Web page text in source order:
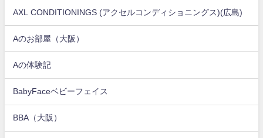
AXL CONDITIONINGS (アクセルコンディショニングス)(広島)
Aのお部屋（大阪）
Aの体験記
BabyFaceベビーフェイス
BBA（大阪）